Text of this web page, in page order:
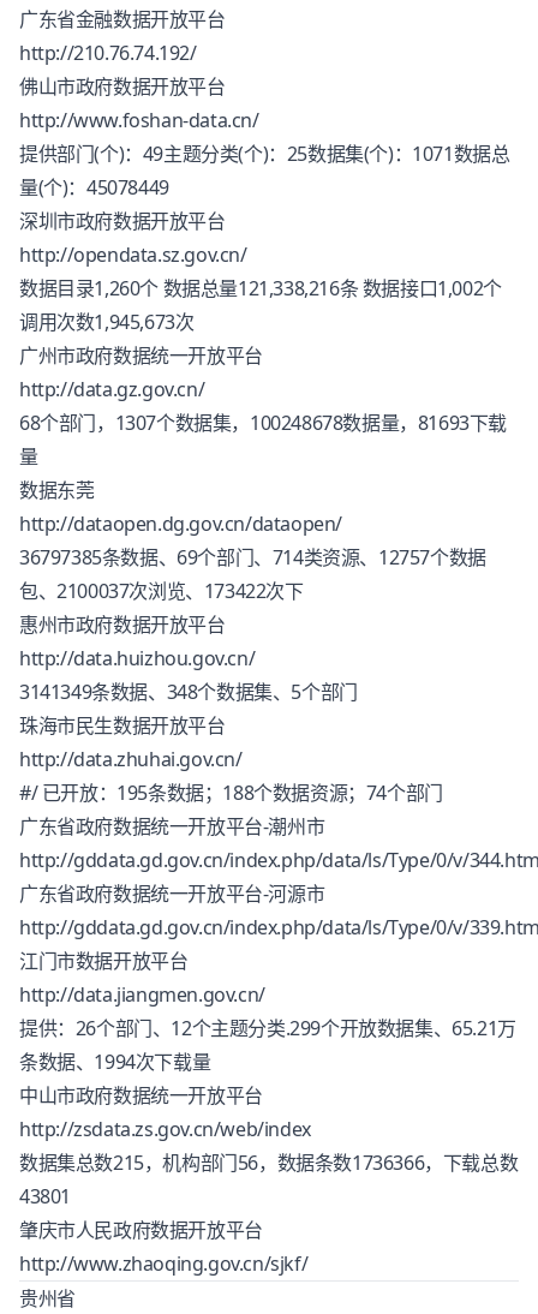
广东省金融数据开放平台
http://210.76.74.192/
佛山市政府数据开放平台
http://www.foshan-data.cn/
提供部门(个)：49主题分类(个)：25数据集(个)：1071数据总
量(个)：45078449
深圳市政府数据开放平台
http://opendata.sz.gov.cn/
数据目录1,260个 数据总量121,338,216条 数据接口1,002个
调用次数1,945,673次
广州市政府数据统一开放平台
http://data.gz.gov.cn/
68个部门，1307个数据集，100248678数据量，81693下载
量
数据东莞
http://dataopen.dg.gov.cn/dataopen/
36797385条数据、69个部门、714类资源、12757个数据
包、2100037次浏览、173422次下
惠州市政府数据开放平台
http://data.huizhou.gov.cn/
3141349条数据、348个数据集、5个部门
珠海市民生数据开放平台
http://data.zhuhai.gov.cn/
#/ 已开放：195条数据；188个数据资源；74个部门
广东省政府数据统一开放平台-潮州市
http://gddata.gd.gov.cn/index.php/data/ls/Type/0/v/
广东省政府数据统一开放平台-河源市
http://gddata.gd.gov.cn/index.php/data/ls/Type/0/v/
江门市数据开放平台
http://data.jiangmen.gov.cn/
提供：26个部门、12个主题分类.299个开放数据集、65.21万
条数据、1994次下载量
中山市政府数据统一开放平台
http://zsdata.zs.gov.cn/web/index
数据集总数215，机构部门56，数据条数1736366，下载总数
43801
肇庆市人民政府数据开放平台
http://www.zhaoqing.gov.cn/sjkf/
贵州省